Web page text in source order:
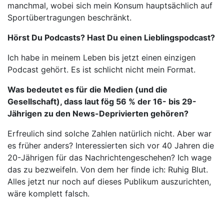
manchmal, wobei sich mein Konsum hauptsächlich auf
Sportübertragungen beschränkt.
Hörst Du Podcasts? Hast Du einen Lieblingspodcast?
Ich habe in meinem Leben bis jetzt einen einzigen
Podcast gehört. Es ist schlicht nicht mein Format.
Was bedeutet es für die Medien (und die
Gesellschaft), dass laut fög 56 % der 16- bis 29-
Jährigen zu den News-Deprivierten gehören?
Erfreulich sind solche Zahlen natürlich nicht. Aber war
es früher anders? Interessierten sich vor 40 Jahren die
20-Jährigen für das Nachrichtengeschehen? Ich wage
das zu bezweifeln. Von dem her finde ich: Ruhig Blut.
Alles jetzt nur noch auf dieses Publikum auszurichten,
wäre komplett falsch.